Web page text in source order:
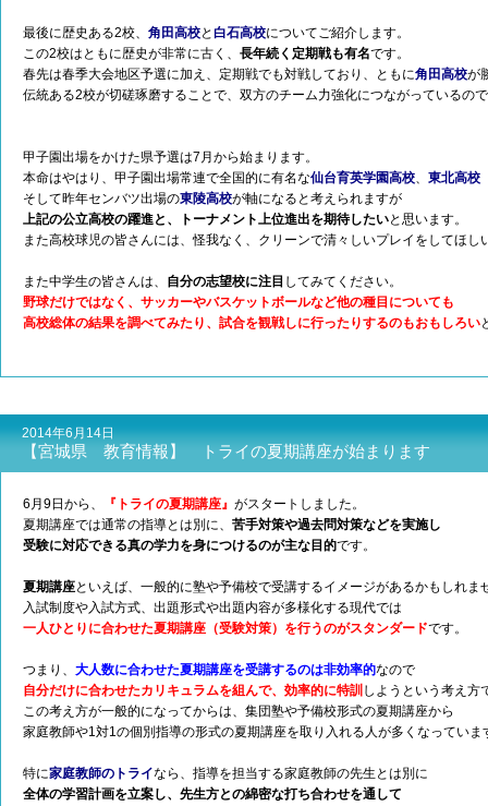
最後に歴史ある2校、 角田高校と白石高校についてご紹介します。
この2校はともに歴史が非常に古く、 長年続く定期戦も有名です。
春先は春季大会地区予選に加え、定期戦でも対戦しており、ともに角田高校が
伝統ある2校が切磋琢磨することで、双方のチーム力強化につながっているの
甲子園出場をかけた県予選は7月から始まります。
本命はやはり、甲子園出場常連で全国的に有名な仙台育英学園高校、 東北高校
そして昨年センバツ出場の東陵高校が軸になると考えられますが
上記の公立高校の躍進と、トーナメント上位進出を期待したいと思います。
また高校球児の皆さんには、怪我なく、クリーンで清々しいプレイをしてほし
また中学生の皆さんは、 自分の志望校に注目 してみてください。
野球だけではなく、サッカーやバスケットボールなど他の種目についても
高校総体の結果を調べてみたり、試合を観戦しに行ったりするのもおもしろい
2014年6月14日
【宮城県 教育情報】 トライの夏期講座が始まります
6月9日から、 『トライの夏期講座』 がスタートしました。
夏期講座では通常の指導とは別に、 苦手対策や過去問対策などを実施し
受験に対応できる真の学力を身につけるのが主な目的です。
夏期講座といえば、一般的に塾や予備校で受講するイメージがあるかもしれま
入試制度や入試方式、出題形式や出題内容が多様化する現代では
一人ひとりに合わせた夏期講座（受験対策）を行うのがスタンダードです。
つまり、 大人数に合わせた夏期講座を受講するのは非効率的なので
自分だけに合わせたカリキュラムを組んで、効率的に特訓 しようという考え方
この考え方が一般的になってからは、集団塾や予備校形式の夏期講座から
家庭教師や1対1の個別指導の形式の夏期講座を取り入れる人が多くなっていま
特に家庭教師のトライなら、指導を担当する家庭教師の先生とは別に
全体の学習計画を立案し、先生方との綿密な打ち合わせを通して